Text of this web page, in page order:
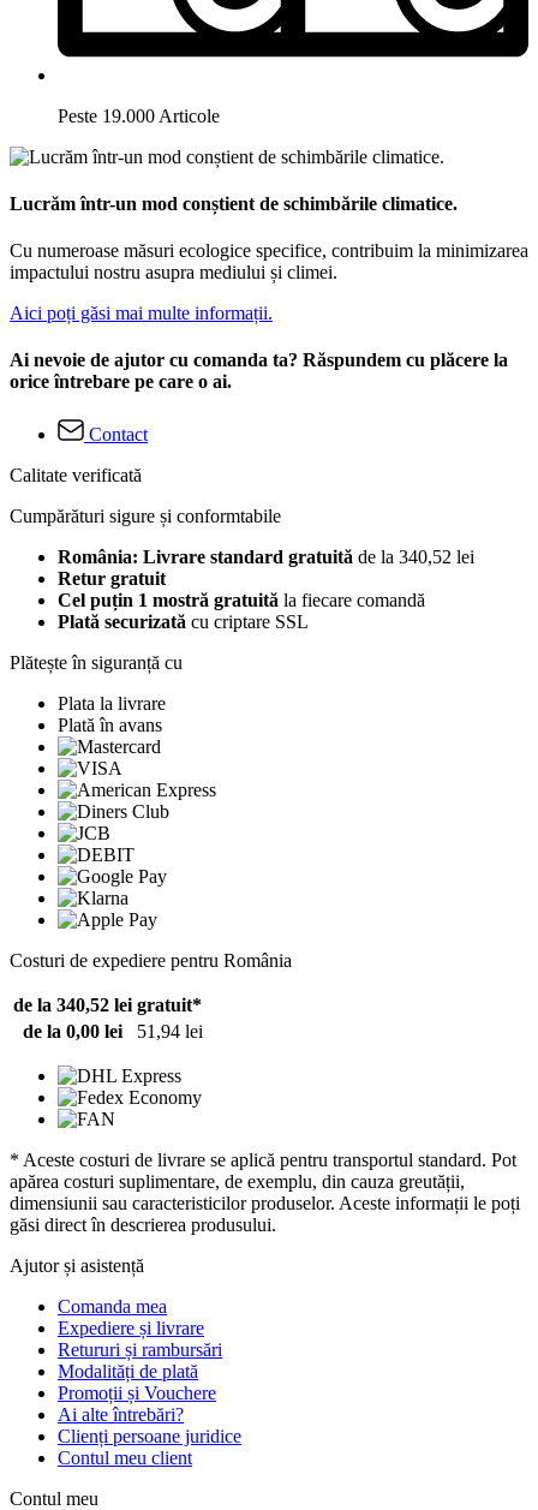
Peste 19.000 Articole
Lucrăm într-un mod conștient de schimbările climatice.
Cu numeroase măsuri ecologice specifice, contribuim la minimizarea
impactului nostru asupra mediului și climei.
Aici poți găsi mai multe informații.
Ai nevoie de ajutor cu comanda ta? Răspundem cu plăcere la
orice întrebare pe care o ai.
Contact
Calitate verificată
Cumpărături sigure și conformtabile
România: Livrare standard gratuită de la 340,52 lei
Retur gratuit
Cel puțin 1 mostră gratuită la fiecare comandă
Plată securizată cu criptare SSL
Plătește în siguranță cu
Plata la livrare
Plată în avans
Costuri de expediere pentru România
de la 340,52 lei gratuit*
de la 0,00 lei
51,94 lei
* Aceste costuri de livrare se aplică pentru transportul standard. Pot
apărea costuri suplimentare, de exemplu, din cauza greutății,
dimensiunii sau caracteristicilor produselor. Aceste informații le poți
găsi direct în descrierea produsului.
Ajutor și asistență
Comanda mea
Expediere și livrare
Retururi și rambursări
Modalități de plată
Promoții și Vouchere
Ai alte întrebări?
Clienți persoane juridice
Contul meu client
Contul meu